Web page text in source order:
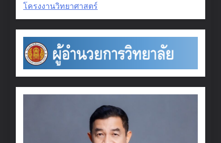
โครงงานวิทยาศาสตร์